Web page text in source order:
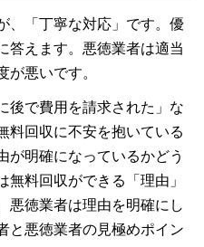
、「丁寧な対応」です。優
答えます。悪徳業者は適当
が悪いです。
後で費用を請求された」な
料回収に不安を抱いている
が明確になっているかどう
料回収ができる「理由」
悪徳業者は理由を明確にし
と悪徳業者の見極めポイン